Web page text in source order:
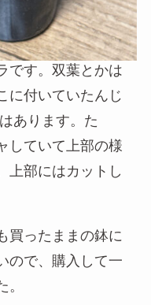
です。双葉とかは
に付いていたんじ
あります。た
していて上部の様
上部にはカットし
買ったままの鉢に
ので、購入して一